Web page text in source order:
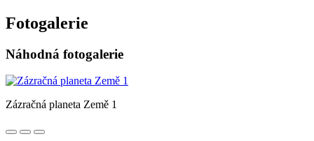
Fotogalerie
Náhodná fotogalerie
Zázračná planeta Země 1